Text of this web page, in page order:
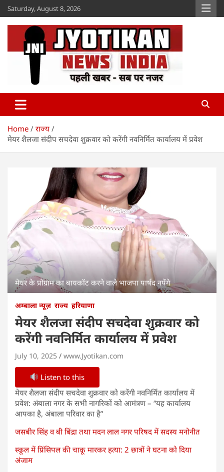
Skip
to
content
Saturday, August 8, 2026
Jyotikan
Home
राज्य
मेयर शैलजा संदीप सचदेवा शुक्रवार को करेंगी नवनिर्मित कार्यालय में प्रवेश
मेयर के प्रोग्राम का बायकॉट करने वाले भाजपा पार्षद नपेंगे
अम्बाला न्यूज़ राज्य हरियाणा
मेयर शैलजा संदीप सचदेवा शुक्रवार को
करेंगी नवनिर्मित कार्यालय में प्रवेश
July 10, 2025 www.Jyotikan.com
Listen to this
मेयर शैलजा संदीप सचदेवा शुक्रवार को करेंगी नवनिर्मित कार्यालय में
प्रवेश: अंबाला नगर के सभी नागरिकों को आमंत्रण – “यह कार्यालय
आपका है, अंबाला परिवार का है”
जसबीर सिंह व बी बिंद्रा तथा मदन लाल नगर परिषद में सदस्य मनोनीत
स्कूल में प्रिंसिपल की चाकू मारकर हत्या: 2 छात्रों ने घटना को दिया
अंजाम